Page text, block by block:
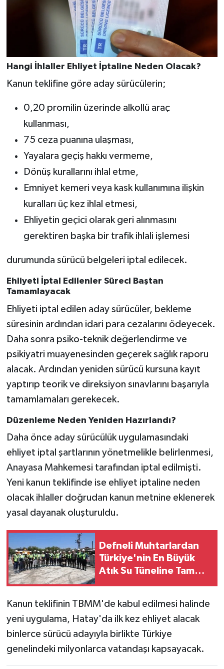
Hangi İhlaller Ehliyet İptaline Neden Olacak?
Kanun teklifine göre aday sürücülerin;
0,20 promilin üzerinde alkollü araç
kullanması,
75 ceza puanına ulaşması,
Yayalara geçiş hakkı vermeme,
Dönüş kurallarını ihlal etme,
Emniyet kemeri veya kask kullanımına ilişkin
kuralları üç kez ihlal etmesi,
Ehliyetin geçici olarak geri alınmasını
gerektiren başka bir trafik ihlali işlemesi
durumunda sürücü belgeleri iptal edilecek.
Ehliyeti İptal Edilenler Süreci Baştan
Tamamlayacak
Ehliyeti iptal edilen aday sürücüler, bekleme
süresinin ardından idari para cezalarını ödeyecek.
Daha sonra psiko-teknik değerlendirme ve
psikiyatri muayenesinden geçerek sağlık raporu
alacak. Ardından yeniden sürücü kursuna kayıt
yaptırıp teorik ve direksiyon sınavlarını başarıyla
tamamlamaları gerekecek.
Düzenleme Neden Yeniden Hazırlandı?
Daha önce aday sürücülük uygulamasındaki
ehliyet iptal şartlarının yönetmelikle belirlenmesi,
Anayasa Mahkemesi tarafından iptal edilmişti.
Yeni kanun teklifinde ise ehliyet iptaline neden
olacak ihlaller doğrudan kanun metnine eklenerek
yasal dayanak oluşturuldu.
Defneli Muhtarlardan
Türkiye'nin En Büyük
Atık Su Tüneline Tam
Kanun teklifinin TBMM'de kabul edilmesi halinde
yeni uygulama, Hatay'da ilk kez ehliyet alacak
binlerce sürücü adayıyla birlikte Türkiye
genelindeki milyonlarca vatandaşı kapsayacak.